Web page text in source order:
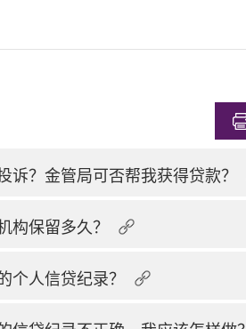
？金管局可否帮我获得贷款？
构保留多久？
个人信贷纪录？